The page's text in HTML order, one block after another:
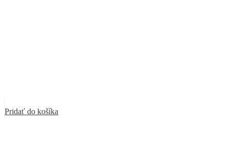
Pridať do košíka